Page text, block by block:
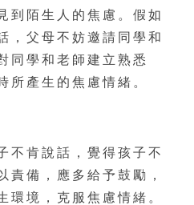
到陌生人的焦慮。假如
，父母不妨邀請同學和
同學和老師建立熟悉
所產生的焦慮情緒。
不肯說話，覺得孩子不
責備，應多給予鼓勵，
環境，克服焦慮情緒。